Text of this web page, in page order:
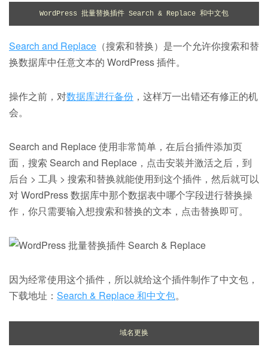
WordPress 批量替换插件 Search & Replace 和中文包
Search and Replace （搜索和替换）是一个允许你搜索和替
换数据库中任意文本的 WordPress 插件。
操作之前，对数据库进行备份 ，这样万一出错还有修正的机
会。
Search and Replace 使用非常简单，在后台插件添加页
面，搜索 Search and Replace，点击安装并激活之后，到
后台 > 工具 > 搜索和替换就能使用到这个插件，然后就可以
对 WordPress 数据库中那个数据表中哪个字段进行替换操
作，你只需要输入想搜索和替换的文本，点击替换即可。
因为经常使用这个插件，所以就给这个插件制作了中文包，
下载地址： Search & Replace 和中文包。
域名更换